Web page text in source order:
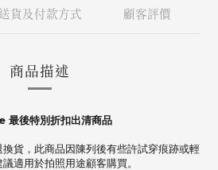
送貨及付款方式 顧客評價
商品描述
後特別折扣出清商品
貨，此商品因陳列後有些許試穿痕跡或輕
適用於拍照用途顧客購買。